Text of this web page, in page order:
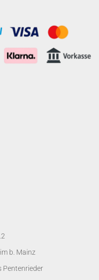
b. Mainz
Pentenrieder